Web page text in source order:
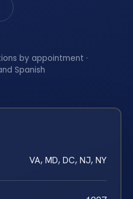
by appointment ·
Spanish
VA, MD, DC, NJ, NY